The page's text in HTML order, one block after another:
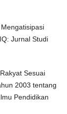
Jurnal Studi
Sesuai
2003 tentang
Pendidikan